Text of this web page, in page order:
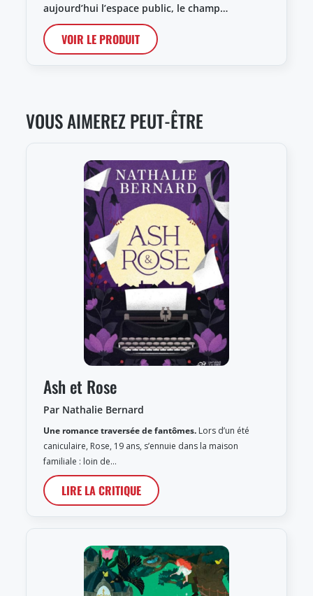
aujourd’hui l’espace public, le champ…
VOIR LE PRODUIT
VOUS AIMEREZ PEUT-ÊTRE
Ash et Rose
Par Nathalie Bernard
Une romance traversée de fantômes. Lors d’un été
caniculaire, Rose, 19 ans, s’ennuie dans la maison
familiale : loin de…
LIRE LA CRITIQUE